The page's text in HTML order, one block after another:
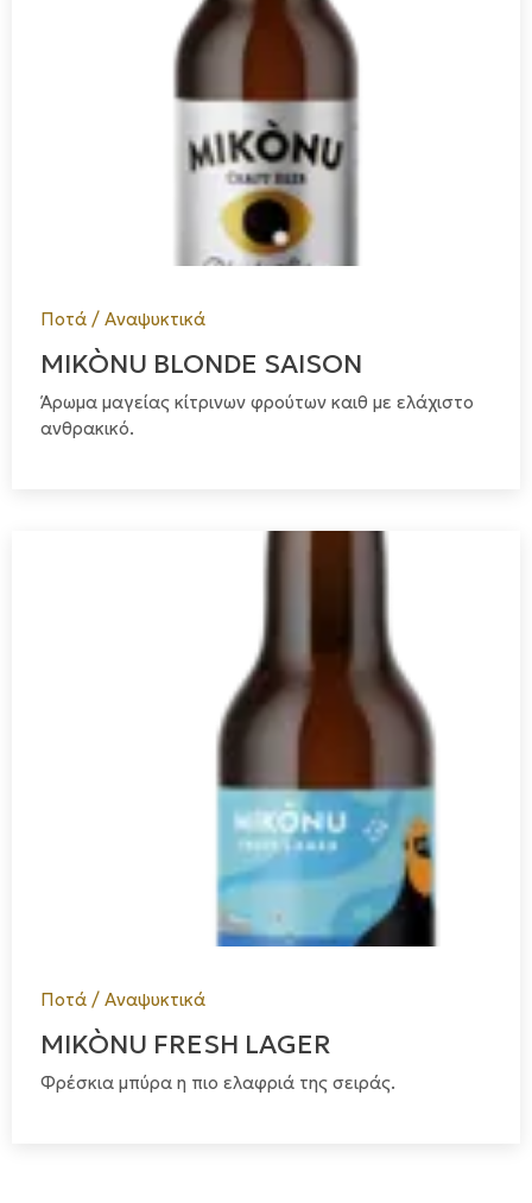
Ποτά / Αναψυκτικά
MIKÒNU BLONDE SAISON
Άρωμα μαγείας κίτρινων φρούτων καιθ με ελάχιστο
ανθρακικό.
Ποτά / Αναψυκτικά
MIKÒNU FRESH LAGER
Φρέσκια μπύρα η πιο ελαφριά της σειράς.